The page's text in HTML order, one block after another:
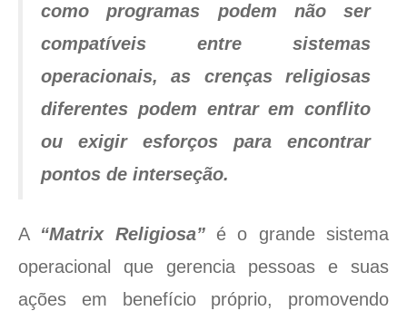
como programas podem não ser
compatíveis entre sistemas
operacionais, as crenças religiosas
diferentes podem entrar em conflito
ou exigir esforços para encontrar
pontos de interseção.
A “Matrix Religiosa”
é o grande sistema
operacional que gerencia pessoas e suas
ações em benefício próprio, promovendo